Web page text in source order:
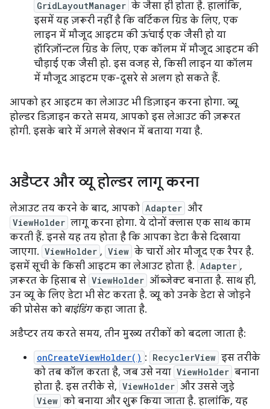
GridLayoutManager के जैसा ही होता है. हालांकि,
इसमें यह ज़रूरी नहीं है कि वर्टिकल ग्रिड के लिए, एक
लाइन में मौजूद आइटम की ऊंचाई एक जैसी हो या
हॉरिज़ॉन्टल ग्रिड के लिए, एक कॉलम में मौजूद आइटम की
चौड़ाई एक जैसी हो. इस वजह से, किसी लाइन या कॉलम
में मौजूद आइटम एक-दूसरे से अलग हो सकते हैं.
आपको हर आइटम का लेआउट भी डिज़ाइन करना होगा. व्यू
होल्डर डिज़ाइन करते समय, आपको इस लेआउट की ज़रूरत
होगी. इसके बारे में अगले सेक्शन में बताया गया है.
अडैप्टर और व्यू होल्डर लागू करना
लेआउट तय करने के बाद, आपको Adapter और
ViewHolder लागू करना होगा. ये दोनों क्लास एक साथ काम
करती हैं. इनसे यह तय होता है कि आपका डेटा कैसे दिखाया
जाएगा. ViewHolder , View के चारों ओर मौजूद एक रैपर है.
इसमें सूची के किसी आइटम का लेआउट होता है. Adapter ,
ज़रूरत के हिसाब से ViewHolder ऑब्जेक्ट बनाता है. साथ ही,
उन व्यू के लिए डेटा भी सेट करता है. व्यू को उनके डेटा से जोड़ने
की प्रोसेस को बाइंडिंगकहा जाता है.
अडैप्टर तय करते समय, तीन मुख्य तरीकों को बदला जाता है:
onCreateViewHolder() : RecyclerView इस तरीके
को तब कॉल करता है, जब उसे नया ViewHolder बनाना
होता है. इस तरीके से, ViewHolder और उससे जुड़े
View को बनाया और शुरू किया जाता है. हालांकि, यह